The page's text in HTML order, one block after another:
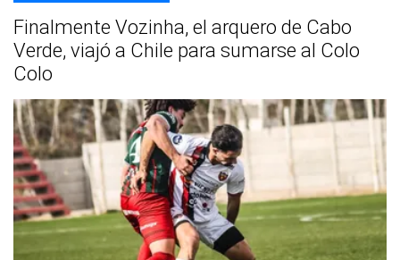
Finalmente Vozinha, el arquero de Cabo
Verde, viajó a Chile para sumarse al Colo
Colo